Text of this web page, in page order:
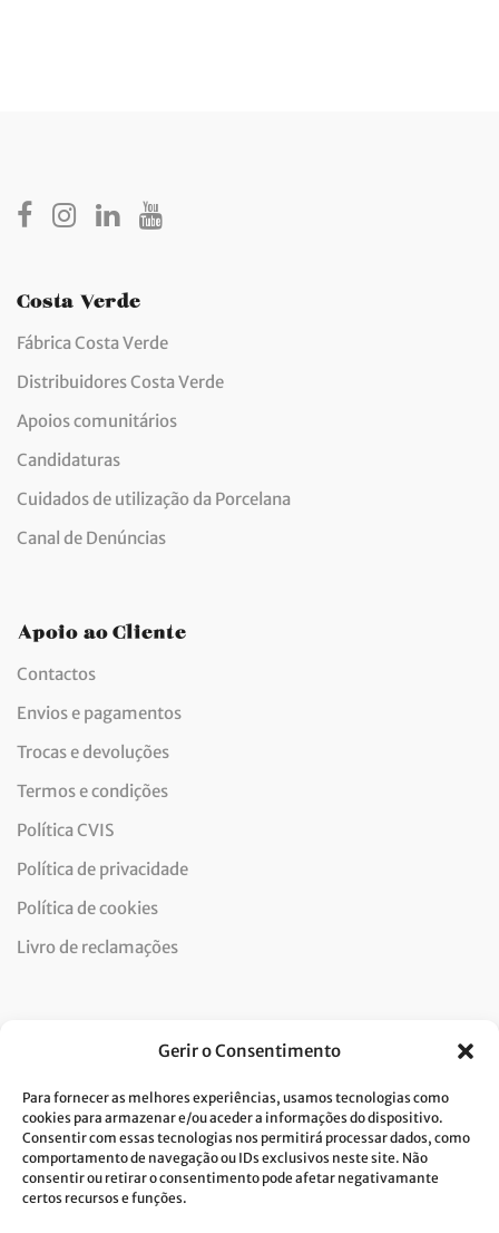
Gerir o Consentimento
Para fornecer as melhores experiências, usamos tecnologias como
cookies para armazenar e/ou aceder a informações do dispositivo.
Consentir com essas tecnologias nos permitirá processar dados, como
comportamento de navegação ou IDs exclusivos neste site. Não
consentir ou retirar o consentimento pode afetar negativamante
certos recursos e funções.
Costa Verde
Fábrica Costa Verde
Distribuidores Costa Verde
Apoios comunitários
Candidaturas
Cuidados de utilização da Porcelana
Canal de Denúncias
Apoio ao Cliente
Contactos
Envios e pagamentos
Trocas e devoluções
Termos e condições
Política CVIS
Política de privacidade
Política de cookies
Livro de reclamações
Dou consentimento ao tratamento de dados e aceito a
política de privacidade.*
A Costa Verde está comprometida com a implementação do RGPD. Para